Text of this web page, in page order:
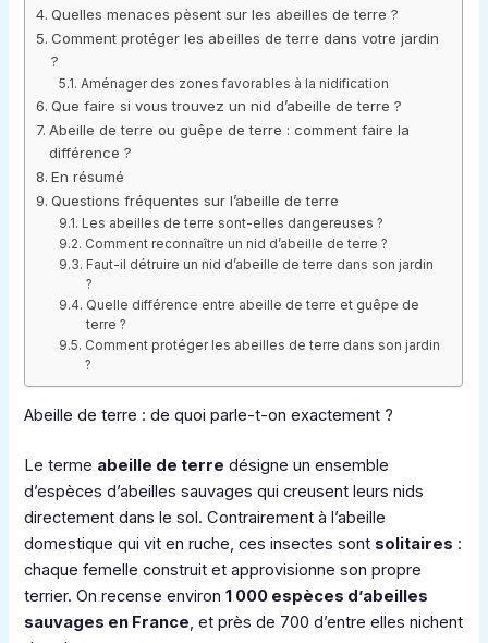
Quelles menaces pèsent sur les abeilles de terre ?
Comment protéger les abeilles de terre dans votre jardin
?
Aménager des zones favorables à la nidification
Que faire si vous trouvez un nid d’abeille de terre ?
Abeille de terre ou guêpe de terre : comment faire la
différence ?
En résumé
Questions fréquentes sur l’abeille de terre
Les abeilles de terre sont-elles dangereuses ?
Comment reconnaître un nid d’abeille de terre ?
Faut-il détruire un nid d’abeille de terre dans son jardin
?
Quelle différence entre abeille de terre et guêpe de
terre ?
Comment protéger les abeilles de terre dans son jardin
?
Abeille de terre : de quoi parle-t-on exactement ?
Le terme abeille de terre désigne un ensemble
d’espèces d’abeilles sauvages qui creusent leurs nids
directement dans le sol. Contrairement à l’abeille
domestique qui vit en ruche, ces insectes sont solitaires :
chaque femelle construit et approvisionne son propre
terrier. On recense environ1 000 espèces d’abeilles
sauvages en France, et près de 700 d’entre elles nichent